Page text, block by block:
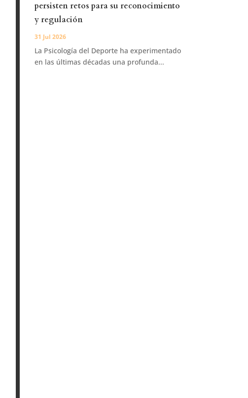
persisten retos para su reconocimiento
y regulación
31 Jul 2026
La Psicología del Deporte ha experimentado
en las últimas décadas una profunda...